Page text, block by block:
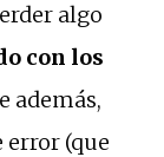
algo
con los
además,
error (que